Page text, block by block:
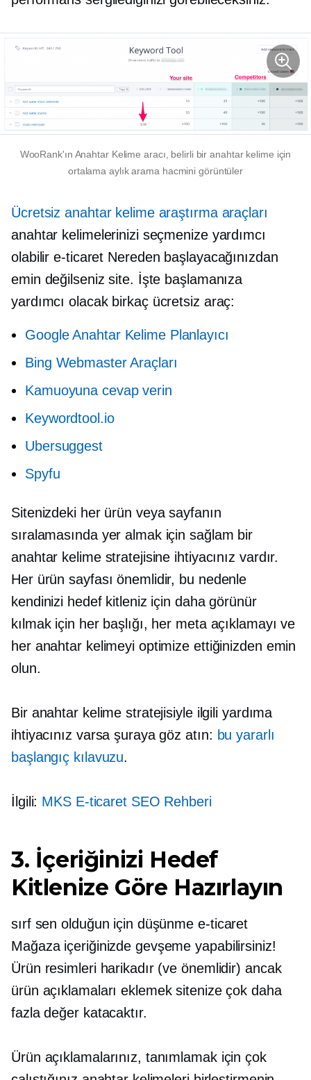
WooRank'ın Anahtar Kelime aracı, belirli bir anahtar kelime için
ortalama aylık arama hacmini görüntüler
Ücretsiz anahtar kelime araştırma araçları
anahtar kelimelerinizi seçmenize yardımcı
olabilire-ticaret Nereden başlayacağınızdan
emin değilseniz site. İşte başlamanıza
yardımcı olacak birkaç ücretsiz araç:
Google Anahtar Kelime Planlayıcı
Bing Webmaster Araçları
Kamuoyuna cevap verin
Keywordtool.io
Ubersuggest
Spyfu
Sitenizdeki her ürün veya sayfanın
sıralamasında yer almak için sağlam bir
anahtar kelime stratejisine ihtiyacınız vardır.
Her ürün sayfası önemlidir, bu nedenle
kendinizi hedef kitleniz için daha görünür
kılmak için her başlığı, her meta açıklamayı ve
her anahtar kelimeyi optimize ettiğinizden emin
olun.
Bir anahtar kelime stratejisiyle ilgili yardıma
ihtiyacınız varsa şuraya göz atın: bu yararlı
başlangıç ​​kılavuzu.
İlgili: MKS E-ticaretSEO Rehberi
3. İçeriğinizi Hedef
Kitlenize Göre Hazırlayın
sırf sen olduğun için düşünme e-ticaret
Mağaza içeriğinizde gevşeme yapabilirsiniz!
Ürün resimleri harikadır (ve önemlidir) ancak
ürün açıklamaları eklemek sitenize çok daha
fazla değer katacaktır.
Ürün açıklamalarınız, tanımlamak için çok